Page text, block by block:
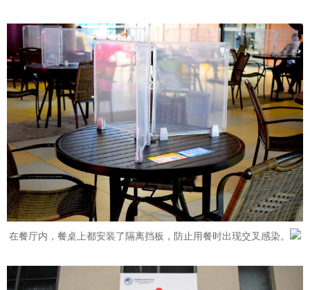
在餐厅内，餐桌上都安装了隔离挡板，防止用餐时出现交叉感染。